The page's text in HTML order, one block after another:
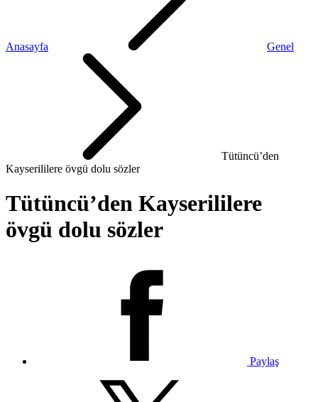
Anasayfa Genel
Tütüncü’den
Kayserililere övgü dolu sözler
Tütüncü’den Kayserililere
övgü dolu sözler
Paylaş